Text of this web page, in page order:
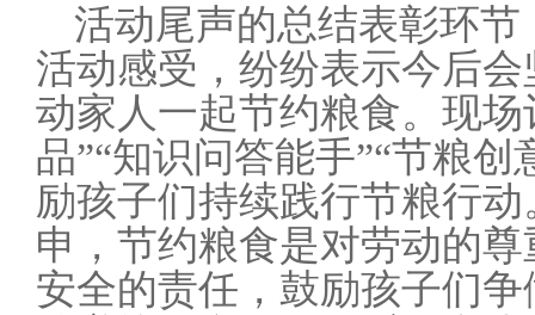
活动尾声的总结表彰环
活动感受，纷纷表示今后会
动家人一起节约粮食。现
品”“知识问答能手”“节粮
励孩子们持续践行节粮行动
申，节约粮食是对劳动的
安全的责任，鼓励孩子们争